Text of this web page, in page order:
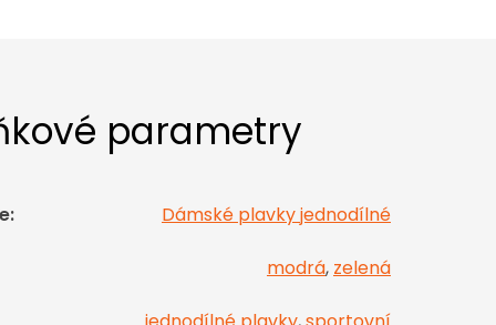
parametry
: Dámské plavky jednodílné
modrá, zelená